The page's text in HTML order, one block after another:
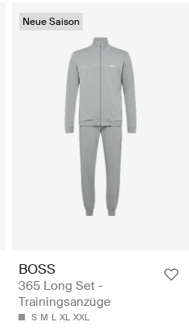
Neue Saison
BOSS
365 Long Set -
Trainingsanzüge
S M L XL XXL